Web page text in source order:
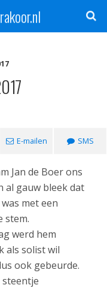
E-mailen SMS
Jan de Boer ons
al gauw bleek dat
met een
stem.
werd hem
als solist wil
ook gebeurde.
steentje